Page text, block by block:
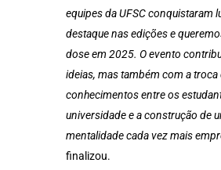
equipes da UFSC conquistaram
destaque nas edições e
dose em 2025. O evento
ideias, mas também com a troca
conhecimentos entre os
universidade e a construção de
mentalidade cada vez mais
finalizou.